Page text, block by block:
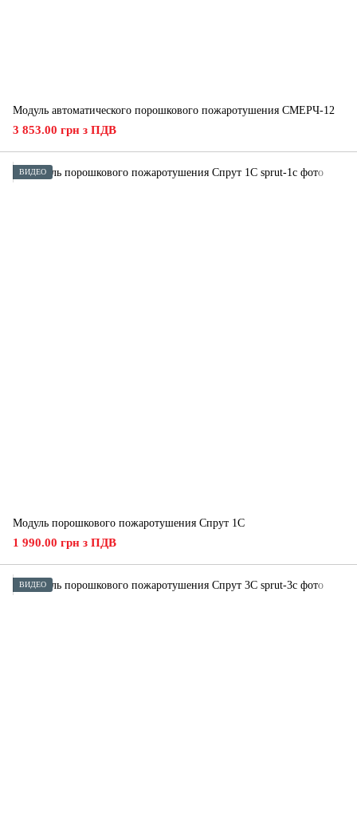
Модуль автоматического порошкового пожаротушения СМЕРЧ-12
3 853.00 грн з ПДВ
ВИДЕО
Модуль порошкового пожаротушения Спрут 1С
1 990.00 грн з ПДВ
ВИДЕО